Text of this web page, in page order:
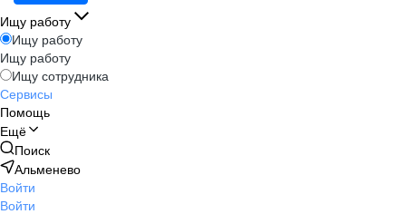
Ищу работу
Ищу работу
Ищу работу
Ищу сотрудника
Сервисы
Помощь
Ещё
Поиск
Альменево
Войти
Войти